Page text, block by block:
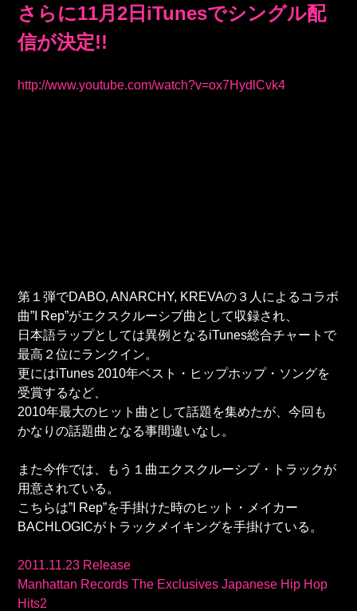
さらに11月2日iTunesでシングル配
信が決定!!
http://www.youtube.com/watch?v=ox7HydlCvk4
第１弾でDABO, ANARCHY, KREVAの３人によるコラボ
曲”I Rep”がエクスクルーシブ曲として収録され、
日本語ラップとしては異例となるiTunes総合チャートで
最高２位にランクイン。
更にはiTunes 2010年ベスト・ヒップホップ・ソングを
受賞するなど、
2010年最大のヒット曲として話題を集めたが、今回も
かなりの話題曲となる事間違いなし。
また今作では、もう１曲エクスクルーシブ・トラックが
用意されている。
こちらは”I Rep”を手掛けた時のヒット・メイカー
BACHLOGICがトラックメイキングを手掛けている。
2011.11.23 Release
Manhattan Records The Exclusives Japanese Hip Hop
Hits2